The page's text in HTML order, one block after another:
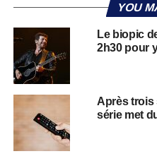
YOU
Le biopic
2h30 pour
Après trois
série met